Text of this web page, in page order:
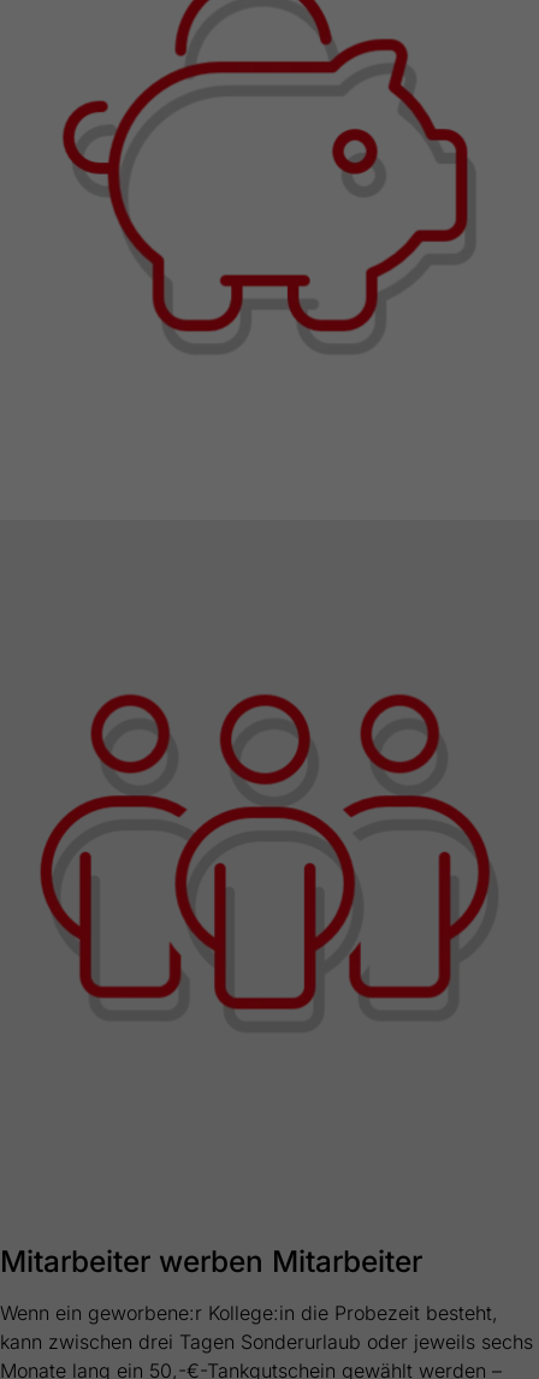
Mitarbeiter werben Mitarbeiter
Wenn ein geworbene:r Kollege:in die Probezeit besteht,
kann zwischen drei Tagen Sonderurlaub oder jeweils sechs
Monate lang ein 50,-€-Tankgutschein gewählt werden –